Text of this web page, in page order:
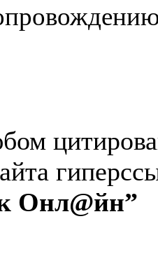
Онл@йн”